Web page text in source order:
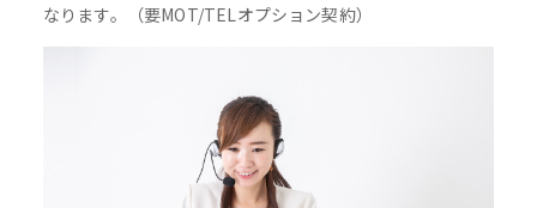
なります。（要MOT/TELオプション契約）